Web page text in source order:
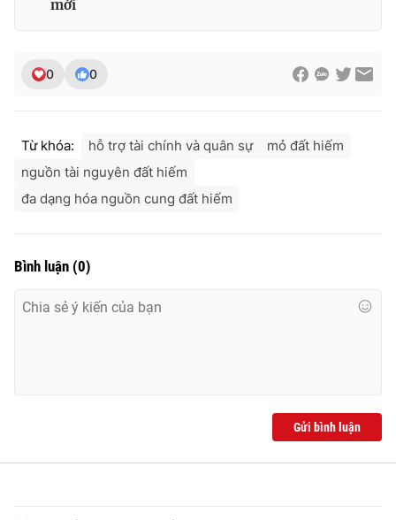
mới
0 0
Từ khóa: hỗ trợ tài chính và quân sự
mỏ đất hiếm
nguồn tài nguyên đất hiếm
đa dạng hóa nguồn cung đất hiếm
Bình luận (0)
Gửi bình luận